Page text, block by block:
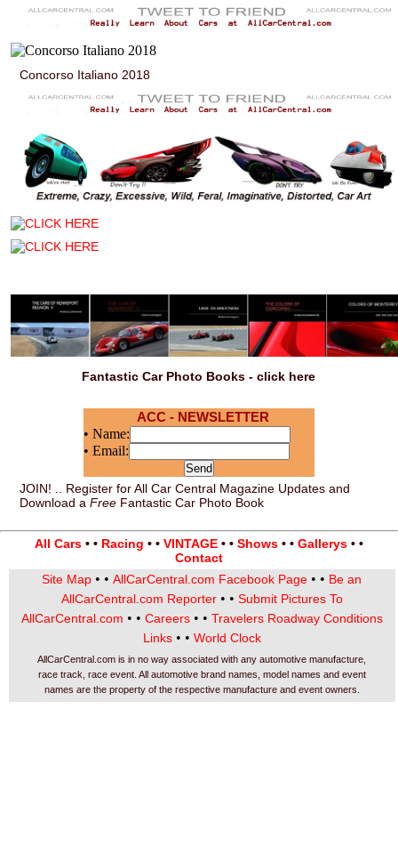
Concorso Italiano 2018
Fantastic Car Photo Books - click here
ACC - NEWSLETTER
• Name:
• Email:
JOIN! .. Register for All Car Central Magazine Updates and
Download aFree Fantastic Car Photo Book
All Cars • • Racing • • VINTAGE • • Shows • • Gallerys • •
Contact
Site Map • •AllCarCentral.com Facebook Page • • Be an
AllCarCentral.com Reporter• • Submit Pictures To
AllCarCentral.com • • Careers• • Travelers Roadway Conditions
Links• • World Clock
AllCarCentral.com is in no way associated with any automotive manufacture,
race track, race event. All automotive brand names, model names and event
names are the property of the respective manufacture and event owners.